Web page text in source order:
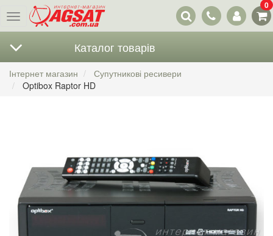
Меню
Наші
контакти
0
Каталог товарів
Інтернет магазин
Супутникові ресивери
Optibox Raptor HD